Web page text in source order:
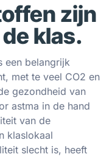
zijn
klas.
een belangrijk
met te veel CO2 en
gezondheid van
astma in de hand
van de
klaslokaal
slecht is, heeft